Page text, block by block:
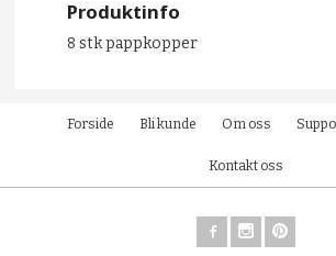
Produktinfo
8 stk pappkopper
Forside Bli kunde Om oss
Kontakt oss